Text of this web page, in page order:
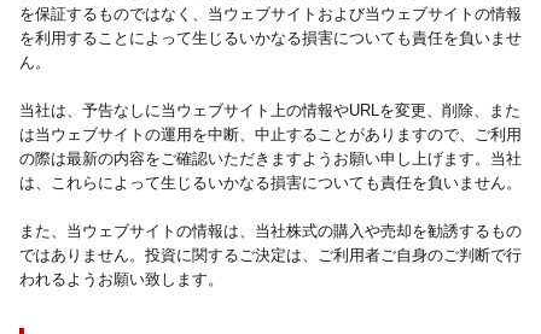
を保証するものではなく、当ウェブサイトおよび当ウェブサイトの情報
を利用することによって生じるいかなる損害についても責任を負いませ
ん。
当社は、予告なしに当ウェブサイト上の情報やURLを変更、削除、また
は当ウェブサイトの運用を中断、中止することがありますので、ご利用
の際は最新の内容をご確認いただきますようお願い申し上げます。当社
は、これらによって生じるいかなる損害についても責任を負いません。
また、当ウェブサイトの情報は、当社株式の購入や売却を勧誘するもの
ではありません。投資に関するご決定は、ご利用者ご自身のご判断で行
われるようお願い致します。